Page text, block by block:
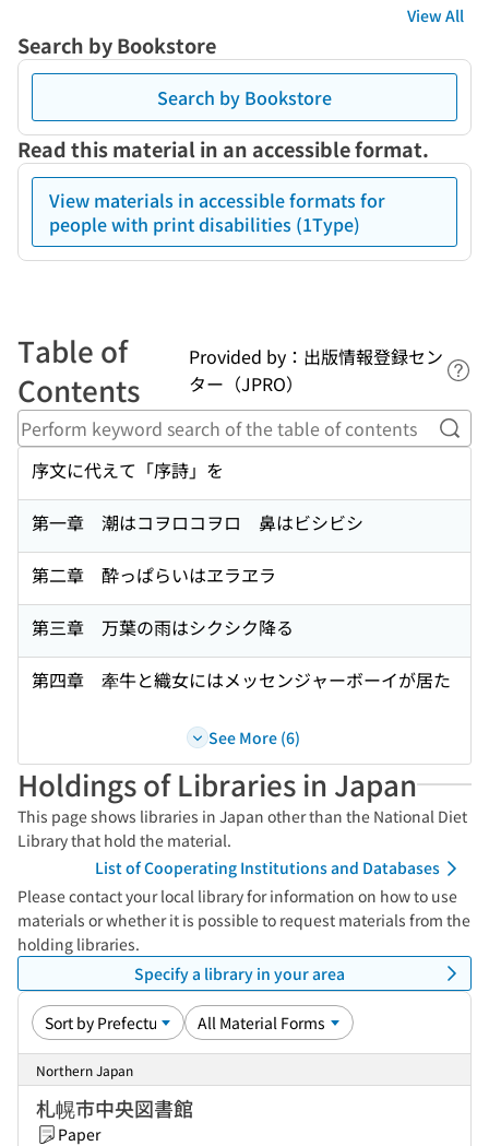
View All
Search by Bookstore
Search by Bookstore
Read this material in an accessible format.
View materials in accessible formats for
people with print disabilities (1Type)
Table of
Contents
Provided by：出版情報登録セン
ター（JPRO）
序文に代えて「序詩」を
第一章 潮はコヲロコヲロ 鼻はビシビシ
第二章 酔っぱらいはヱラヱラ
第三章 万葉の雨はシクシク降る
第四章 牽牛と織女にはメッセンジャーボーイが居た
See More (6)
Holdings of Libraries in Japan
This page shows libraries in Japan other than the National Diet
Library that hold the material.
List of Cooperating Institutions and Databases
Please contact your local library for information on how to use
materials or whether it is possible to request materials from the
holding libraries.
Specify a library in your area
Northern Japan
札幌市中央図書館
Paper